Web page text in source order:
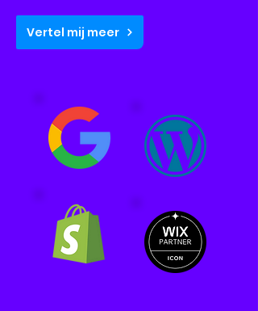
Vertel mij meer